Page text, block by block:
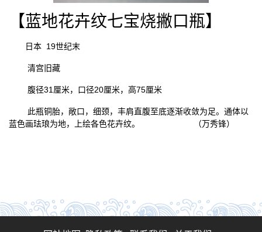
【蓝地花卉纹七宝烧撇口瓶】
日本 19世纪末
清宫旧藏
腹径31厘米，口径20厘米，高75厘米
此瓶铜胎，敞口，细颈，丰肩直腹至底逐渐收敛为足。通体以
蓝色画珐琅为地，上绘各色花卉纹。
（万秀锋）